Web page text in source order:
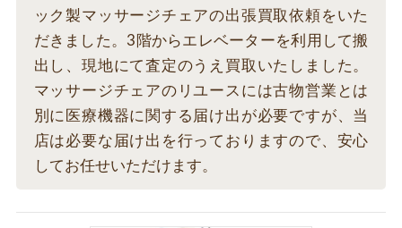
ック製マッサージチェアの出張買取依頼をいた
だきました。3階からエレベーターを利用して搬
出し、現地にて査定のうえ買取いたしました。
マッサージチェアのリユースには古物営業とは
別に医療機器に関する届け出が必要ですが、当
店は必要な届け出を行っておりますので、安心
してお任せいただけます。